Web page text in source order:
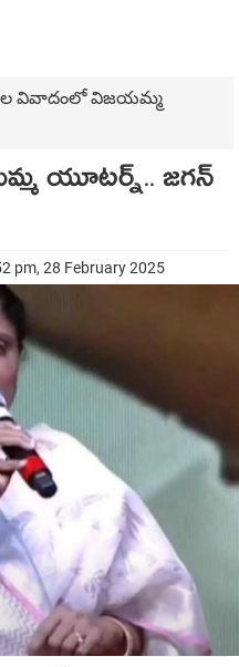
వివాదంలో విజ‌య‌మ్మ
యూట‌ర్న్‌.. జ‌గ‌న్
pm, 28 February 2025